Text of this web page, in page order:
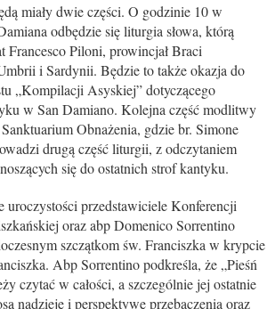
miały dwie części. O godzinie 10 w
odbędzie się liturgia słowa, którą
Francesco Piloni, prowincjał Braci
i Sardynii. Będzie to także okazja do
„Kompilacji Asyskiej” dotyczącego
w San Damiano. Kolejna część modlitwy
Obnażenia, gdzie br. Simone
drugą część liturgii, z odczytaniem
się do ostatnich strof kantyku.
uroczystości przedstawiciele Konferencji
oraz abp Domenico Sorrentino
szczątkom św. Franciszka w krypcie
Abp Sorrentino podkreśla, że „Pieśń
czytać w całości, a szczególnie jej ostatnie
nadzieję i perspektywę przebaczenia oraz